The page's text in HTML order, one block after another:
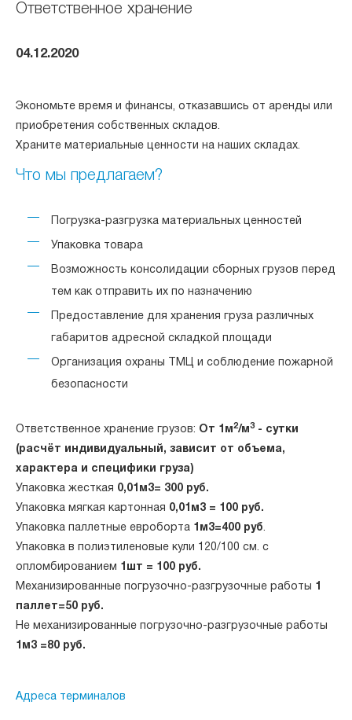
Ответственное хранение
04.12.2020
Экономьте время и финансы, отказавшись от аренды или
приобретения собственных складов.
Храните материальные ценности на наших складах.
Что мы предлагаем?
Погрузка-разгрузка материальных ценностей
Упаковка товара
Возможность консолидации сборных грузов перед
тем как отправить их по назначению
Предоставление для хранения груза различных
габаритов адресной складкой площади
Организация охраны ТМЦ и соблюдение пожарной
безопасности
Ответственное хранение грузов: От 1м2/м3 - сутки
(расчёт индивидуальный, зависит от объема,
характера и специфики груза)
Упаковка жесткая 0,01м3= 300 руб.
Упаковка мягкая картонная 0,01м3 = 100 руб.
Упаковка паллетные евроборта 1м3=400 руб.
Упаковка в полиэтиленовые кули 120/100 см. с
опломбированием 1шт = 100 руб.
Механизированные погрузочно-разгрузочные работы 1
паллет=50 руб.
Не механизированные погрузочно-разгрузочные работы
1м3 =80 руб.
Адреса терминалов